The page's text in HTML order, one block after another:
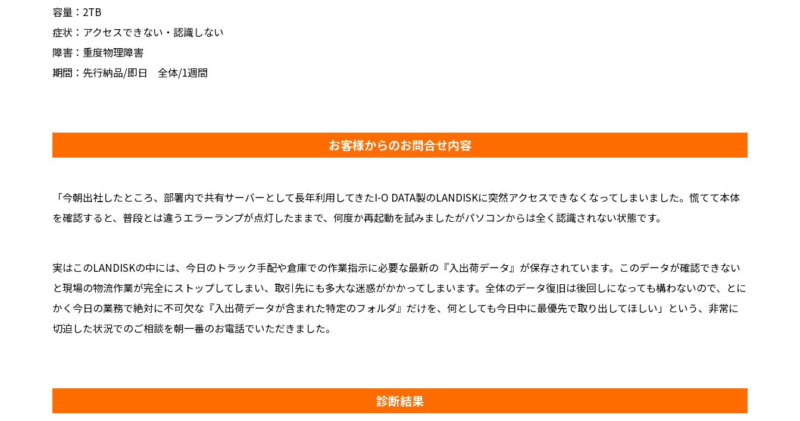
容量：2TB
症状：アクセスできない・認識しない
障害：重度物理障害
期間：先行納品/即日 全体/1週間
お客様からのお問合せ内容
「今朝出社したところ、部署内で共有サーバーとして長年利用してきたI-O DATA製のLANDISKに突然アクセスできなくなってしまいました。慌てて本体
を確認すると、普段とは違うエラーランプが点灯したままで、何度か再起動を試みましたがパソコンからは全く認識されない状態です。
実はこのLANDISKの中には、今日のトラック手配や倉庫での作業指示に必要な最新の『入出荷データ』が保存されています。このデータが確認できない
と現場の物流作業が完全にストップしてしまい、取引先にも多大な迷惑がかかってしまいます。全体のデータ復旧は後回しになっても構わないので、とに
かく今日の業務で絶対に不可欠な『入出荷データが含まれた特定のフォルダ』だけを、何としても今日中に最優先で取り出してほしい」という、非常に
切迫した状況でのご相談を朝一番のお電話でいただきました。
診断結果